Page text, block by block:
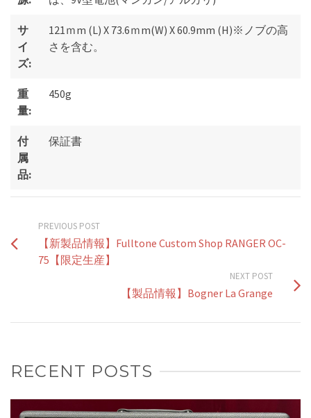
サ
イ
ズ:
121ｍm (L) X 73.6ｍm(W) X 60.9mm (H)※ノブの高
さを含む。
重
量:
450g
付
属
品:
保証書
PREVIOUS POST
【新製品情報】Fulltone Custom Shop RANGER OC-
75【限定生産】
NEXT POST
【製品情報】Bogner La Grange
RECENT POSTS